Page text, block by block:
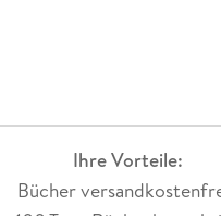
Ihre Vorteile:
Bücher